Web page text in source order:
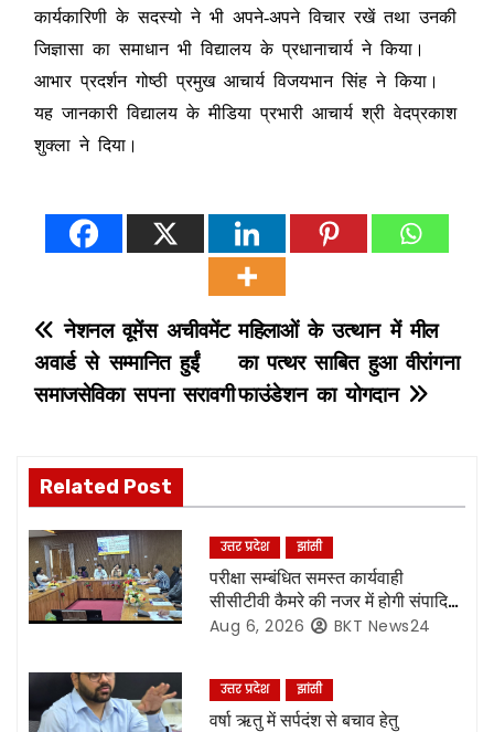
कार्यकारिणी के सदस्यो ने भी अपने-अपने विचार रखें तथा उनकी
जिज्ञासा का समाधान भी विद्यालय के प्रधानाचार्य ने किया।
आभार प्रदर्शन गोष्ठी प्रमुख आचार्य विजयभान सिंह ने किया।
यह जानकारी विद्यालय के मीडिया प्रभारी आचार्य श्री वेदप्रकाश
शुक्ला ने दिया।
P
o
t
n
a
v
i
g
महिलाओं के उत्थान में मील
का पत्थर साबित हुआ वीरांगना
फाउंडेशन का योगदान
नेशनल वूमेंस अचीवमेंट
अवार्ड से सम्मानित हुईं
समाजसेविका सपना सरावगी
Related Post
उत्तर प्रदेश झांसी
परीक्षा सम्बंधित समस्त कार्यवाही
सीसीटीवी कैमरे की नजर में होगी संपादित,
रिकॉर्डिंग भी रहेगी सुरक्षित:- नोडल
Aug 6, 2026 BKT News24
उत्तर प्रदेश झांसी
वर्षा ऋतु में सर्पदंश से बचाव हेतु